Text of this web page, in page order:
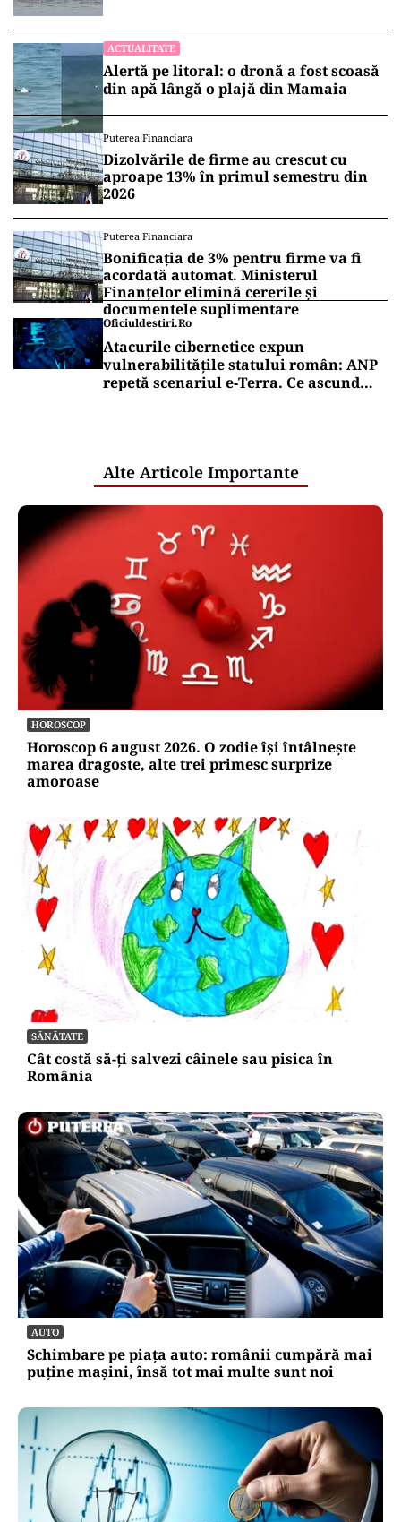
ACTUALITATE
Alertă pe litoral: o dronă a fost scoasă
din apă lângă o plajă din Mamaia
Puterea Financiara
Dizolvările de firme au crescut cu
aproape 13% în primul semestru din
2026
Puterea Financiara
Bonificația de 3% pentru firme va fi
acordată automat. Ministerul
Finanțelor elimină cererile și
documentele suplimentare
Oficiuldestiri.ro
Atacurile cibernetice expun
vulnerabilitățile statului român: ANP
repetă scenariul e‑Terra. Ce ascund
Alte Articole Importante
HOROSCOP
Horoscop 6 august 2026. O zodie își întâlnește
marea dragoste, alte trei primesc surprize
amoroase
SĂNĂTATE
Cât costă să-ți salvezi câinele sau pisica în
România
AUTO
Schimbare pe piața auto: românii cumpără mai
puține mașini, însă tot mai multe sunt noi